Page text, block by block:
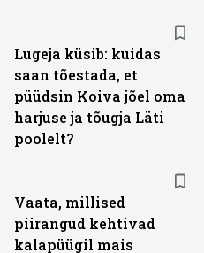
Lugeja küsib: kuidas
saan tõestada, et
püüdsin Koiva jõel oma
harjuse ja tõugja Läti
poolelt?
Vaata, millised
piirangud kehtivad
kalapüügil mais